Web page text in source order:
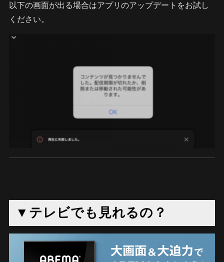
以下の画面が出る場合はアプリのアップデートをお試し
ください。
▼テレビでも見れるの？